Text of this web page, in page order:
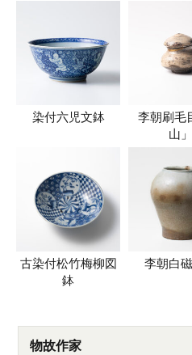
染付六児文鉢
李朝刷毛
山」
古染付松竹梅柳図
鉢
李朝白
物故作家